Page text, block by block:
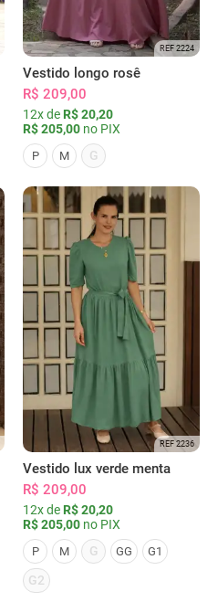
REF 2224
Vestido longo rosê
R$ 209,00
12x de R$ 20,20
R$ 205,00 no PIX
P M G
REF 2236
Vestido lux verde menta
R$ 209,00
12x de R$ 20,20
R$ 205,00 no PIX
P M G GG G1
G2